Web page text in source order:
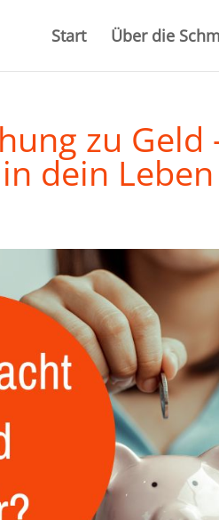
Start Über die
zu Geld
dein